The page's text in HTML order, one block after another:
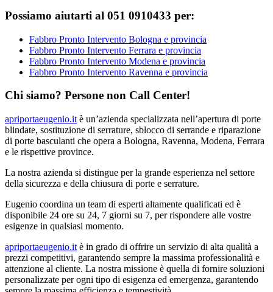
Possiamo aiutarti al 051 0910433 per:
Fabbro Pronto Intervento Bologna e provincia
Fabbro Pronto Intervento Ferrara e provincia
Fabbro Pronto Intervento Modena e provincia
Fabbro Pronto Intervento Ravenna e provincia
Chi siamo? Persone non Call Center!
apriportaeugenio.it è un’azienda specializzata nell’apertura di porte
blindate, sostituzione di serrature, sblocco di serrande e riparazione
di porte basculanti che opera a Bologna, Ravenna, Modena, Ferrara
e le rispettive province.
La nostra azienda si distingue per la grande esperienza nel settore
della sicurezza e della chiusura di porte e serrature.
Eugenio coordina un team di esperti altamente qualificati ed è
disponibile 24 ore su 24, 7 giorni su 7, per rispondere alle vostre
esigenze in qualsiasi momento.
apriportaeugenio.it è in grado di offrire un servizio di alta qualità a
prezzi competitivi, garantendo sempre la massima professionalità e
attenzione al cliente. La nostra missione è quella di fornire soluzioni
personalizzate per ogni tipo di esigenza ed emergenza, garantendo